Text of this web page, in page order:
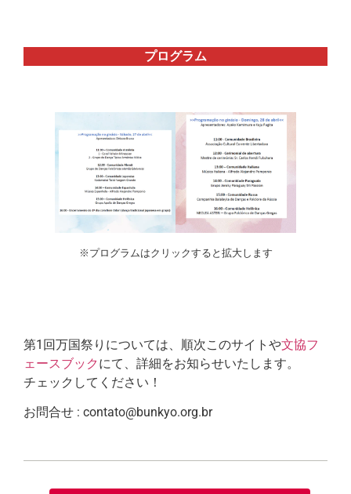
プログラム
※プログラムはクリックすると拡大します
第1回万国祭りについては、順次このサイトや文協フ
ェースブック にて、詳細をお知らせいたします。
チェックしてください！
お問合せ : contato@bunkyo.org.br